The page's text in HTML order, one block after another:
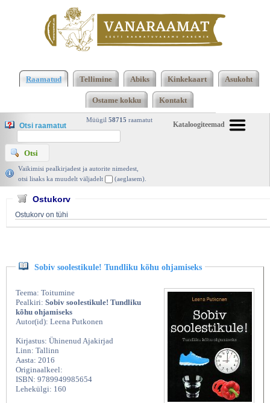
soolestikule! Tundliku kõhu ohjamiseks, Leena
Putkonen, Ühinenud Ajakirjad 2016 | vanaraamat.
Raamatud Tellimine Abiks Kinkekaart Asukoht
Ostame kokku Kontakt
Kataloogiteemad
Müügil 58715 raamatut
Otsi raamatut
Vaikimisi pealkirjadest ja autorite nimedest,
otsi lisaks ka muudelt väljadelt
(aeglasem).
Ostukorv
Ostukorv on tühi
Sobiv soolestikule! Tundliku kõhu ohjamiseks
Teema: Toitumine
Pealkiri: Sobiv soolestikule! Tundliku
kõhu ohjamiseks
Autor(id): Leena Putkonen
Kirjastus: Ühinenud Ajakirjad
Linn: Tallinn
Aasta: 2016
Originaalkeel:
ISBN: 9789949985654
Lehekülgi: 160